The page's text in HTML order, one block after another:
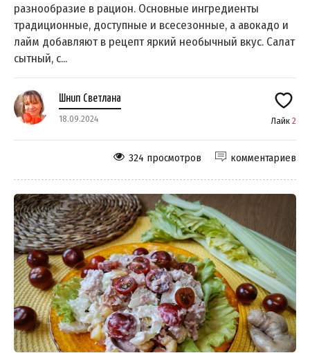
разнообразие в рацион. Основные ингредиенты
традиционные, доступные и всесезонные, а авокадо и
лайм добавляют в рецепт яркий необычный вкус. Салат
сытный, с...
Шнип Светлана
18.09.2024 Лайк 2
комментариев
324 просмотров